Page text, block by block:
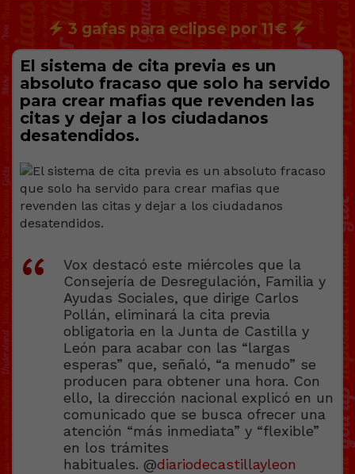
3 gafas para eclipse por 11€
El sistema de cita previa es un
absoluto fracaso que solo ha servido
para crear mafias que revenden las
citas y dejar a los ciudadanos
desatendidos.
Vox destacó este miércoles que la
Consejería de Desregulación, Familia y
Ayudas Sociales, que dirige Carlos
Pollán, eliminará la cita previa
obligatoria en la Junta de Castilla y
León para acabar con las “largas
esperas” que, señaló, “a menudo” se
producen para obtener una hora. Con
ello, la dirección nacional explicó en un
comunicado que se busca ofrecer una
atención “más inmediata” y “flexible”
en los trámites
habituales. @diariodecastillayleon